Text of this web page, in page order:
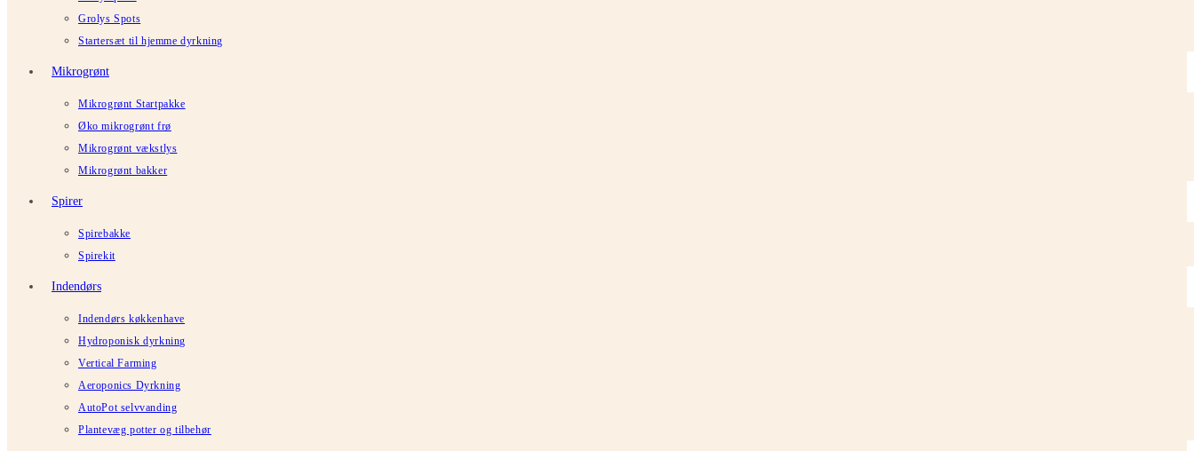
Grolys Spots
Startersæt til hjemme dyrkning
Mikrogrønt
Mikrogrønt Startpakke
Øko mikrogrønt frø
Mikrogrønt vækstlys
Mikrogrønt bakker
Spirer
Spirebakke
Spirekit
Indendørs
Indendørs køkkenhave
Hydroponisk dyrkning
Vertical Farming
Aeroponics Dyrkning
AutoPot selvvanding
Plantevæg potter og tilbehør